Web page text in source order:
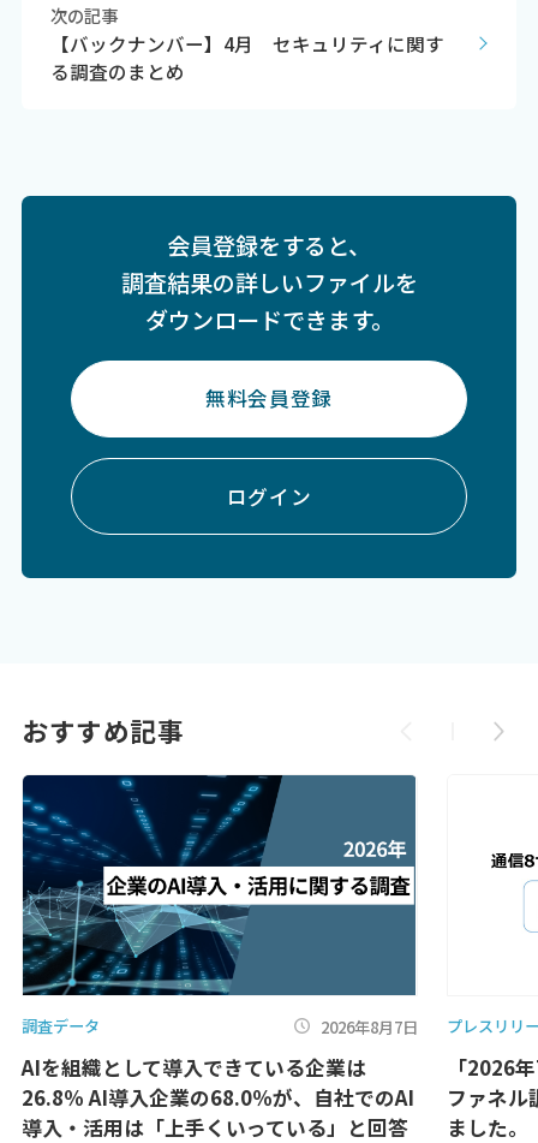
次の記事
【バックナンバー】4月 セキュリティに関す
る調査のまとめ
会員登録をすると、
調査結果の詳しいファイルを
ダウンロードできます。
無料会員登録
ログイン
おすすめ記事
調査データ 2026年8月7日
AIを組織として導入できている企業は
26.8％ AI導入企業の68.0％が、自社でのAI
導入・活用は「上手くいっている」と回答
プレスリリ
「2026
ファネル
ました。